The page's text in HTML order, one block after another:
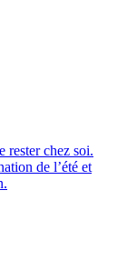
rester chez soi.
de l’été et